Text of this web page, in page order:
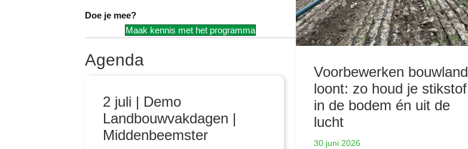
Doe je mee?
Maak kennis met het programma
Agenda
2 juli | Demo
Landbouwvakdagen |
Middenbeemster
Voorbewerken bouwland
loont: zo houd je stikstof
in de bodem én uit de
lucht
30 juni 2026